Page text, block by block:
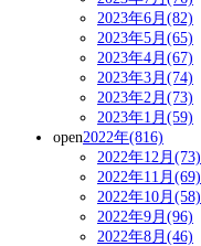
2023年6月(82)
2023年5月(65)
2023年4月(67)
2023年3月(74)
2023年2月(73)
2023年1月(59)
open2022年(816)
2022年12月(73)
2022年11月(69)
2022年10月(58)
2022年9月(96)
2022年8月(46)